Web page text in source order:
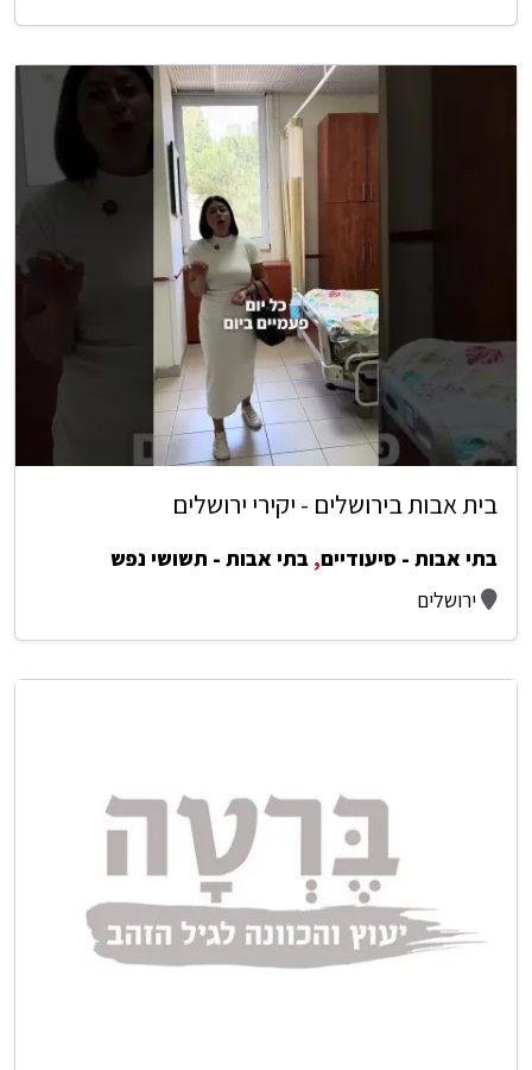
בית אבות בירושלים - יקירי ירושלים
בתי אבות - סיעודיים, בתי אבות - תשושי נפש
ירושלים